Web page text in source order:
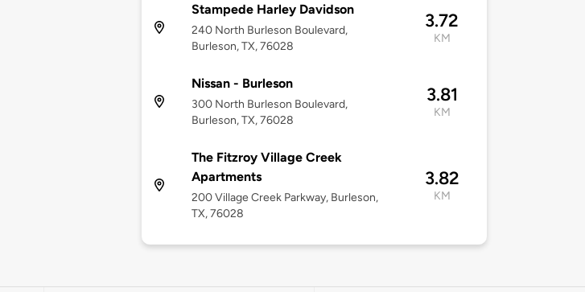
Stampede Harley Davidson
240 North Burleson Boulevard,
Burleson, TX, 76028
3.72
KM
Nissan - Burleson
300 North Burleson Boulevard,
Burleson, TX, 76028
3.81
KM
The Fitzroy Village Creek
Apartments
200 Village Creek Parkway, Burleson,
TX, 76028
3.82
KM